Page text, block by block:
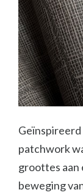
patchwork
groottes aan
beweging